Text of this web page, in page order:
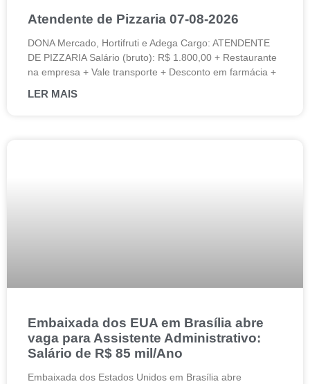
Atendente de Pizzaria 07-08-2026
DONA Mercado, Hortifruti e Adega Cargo: ATENDENTE
DE PIZZARIA Salário (bruto): R$ 1.800,00 + Restaurante
na empresa + Vale transporte + Desconto em farmácia +
LER MAIS
Embaixada dos EUA em Brasília abre
vaga para Assistente Administrativo:
Salário de R$ 85 mil/Ano
Embaixada dos Estados Unidos em Brasília abre